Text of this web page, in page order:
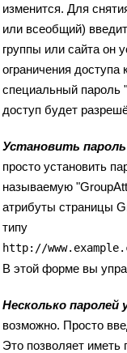
изменится. Для
или всеобщий)
группы или сайта он
ограничения доступа
специальный пароль
доступ будет
Установить пароль
просто установить
называемую
атрибуты страницы
типу
http://
В этой форме вы
Несколько
возможно. Просто
Это позволяет иметь